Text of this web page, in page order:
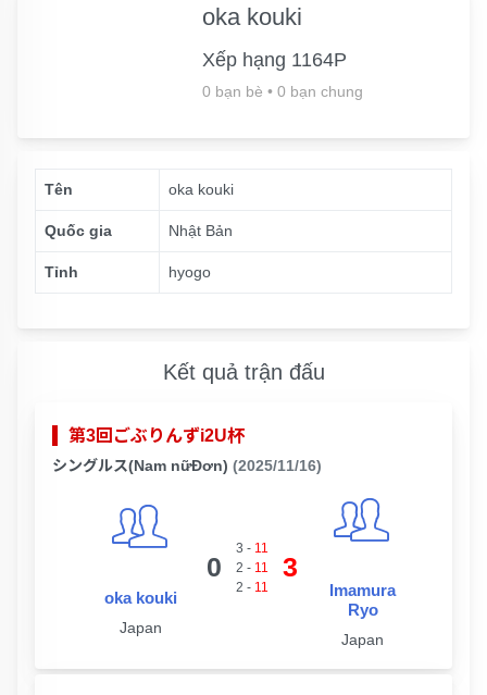
oka kouki
Xếp hạng 1164P
0 bạn bè • 0 bạn chung
Tên oka kouki
Quốc gia Nhật Bản
Tỉnh hyogo
Kết quả trận đấu
第3回ごぶりんずi2U杯
シングルス(Nam nữĐơn) (2025/11/16)
oka kouki
Japan
0
3 - 11
2 - 11
2 - 11
3
Imamura
Ryo
Japan